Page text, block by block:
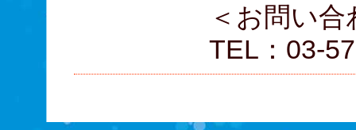
＜お問い合
TEL：03-